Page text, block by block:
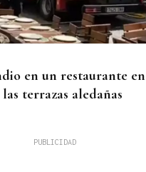
en un restaurante
terrazas aledañas